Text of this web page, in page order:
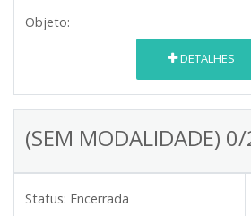
Objeto:
DETALHES
(SEM MODALIDADE)
Status: Encerrada